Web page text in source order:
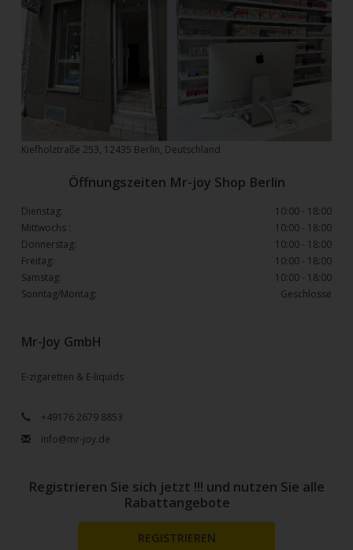
Mr-Joy GmbH
E-zigaretten & E-liquids
+49176 2679 8853
info@mr-joy.de
Kiefholztraße 253, 12435 Berlin, Deutschland
Öffnungszeiten Mr-joy Shop Berlin
Dienstag:
10:00 - 18:00
Mittwochs :
10:00 - 18:00
Donnerstag:
10:00 - 18:00
Freitag:
10:00 - 18:00
Samstag:
10:00 - 18:00
Sonntag/Montag:
Geschlosse
Registrieren Sie sich jetzt !!! und nutzen Sie alle
Rabattangebote
REGISTRIEREN